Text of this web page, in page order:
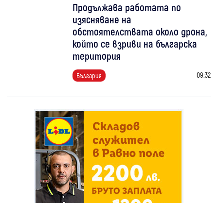
Продължава работата по
изясняване на
обстоятелствата около дрона,
който се взриви на българска
територия
България 09:32